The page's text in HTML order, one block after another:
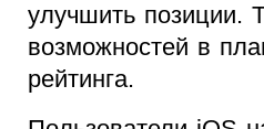
улучшить позиции.
возможностей в
рейтинга.